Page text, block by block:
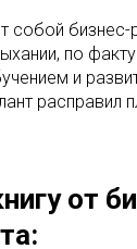
собой бизнес-
по
и
расправил
от